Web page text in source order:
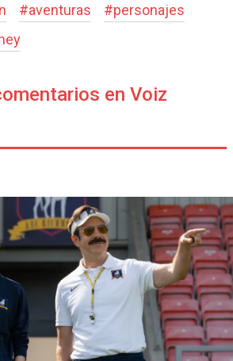
#aventuras #personajes
en Voiz